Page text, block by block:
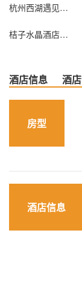
杭州西湖遇见主题酒店(精品店)
桔子水晶酒店（杭州钱江新城近江店）
酒店信息 酒
房型
酒店信息